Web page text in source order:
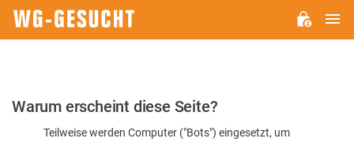
Bitte
Warum erscheint diese Seite?
Teilweise werden Computer ("Bots") eingesetzt, um